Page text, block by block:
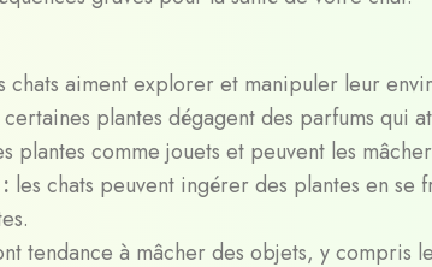
chats aiment explorer et manipuler leur
certaines plantes dégagent des parfums qui
plantes comme jouets et peuvent les
les chats peuvent ingérer des plantes en se
tendance à mâcher des objets, y compris